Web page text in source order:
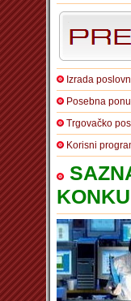
Izrada
Posebna
Trgovačko
Korisni